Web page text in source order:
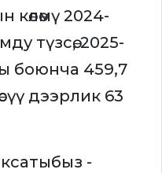
2024-
түзсө, 2025-
459,7
дээрлик 63
-